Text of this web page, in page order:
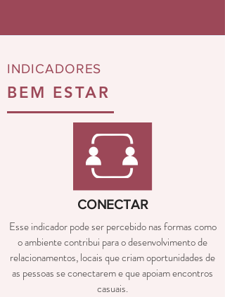
INDICADORES
BEM ESTAR
CONECTAR
Esse indicador pode ser percebido nas formas como
o ambiente contribui para o desenvolvimento de
relacionamentos, locais que criam oportunidades de
as pessoas se conectarem e que apoiam encontros
casuais.